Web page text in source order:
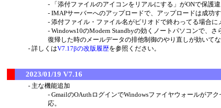
「添付ファイルのアイコンをリアルにする」がONで保護
IMAPサーバーへのアップロードで、アップロードは成功
添付ファイル・ファイル名がピリオドで終わってる場合
Windows10のModern Standbyの効くノートパソコンで、
復帰した時のメールデータの排他制御のやり直しが効いて
詳しくはV7.17βの改版履歴を参照ください。
2023/01/19 V7.16
主な機能追加
GmailのOAuthログインでWindowsファイヤウォールがア
応。